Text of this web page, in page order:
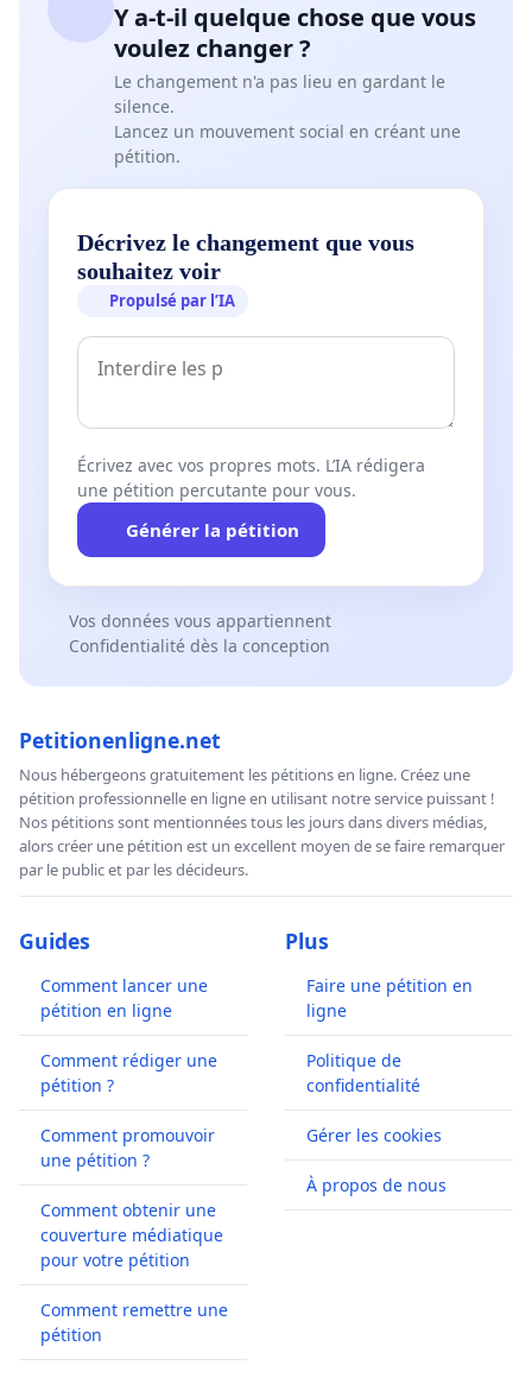
Y a-t-il quelque chose que vous
voulez changer ?
Le changement n'a pas lieu en gardant le
silence.
Lancez un mouvement social en créant une
pétition.
Décrivez le changement que vous
souhaitez voir
Propulsé par l’IA
Écrivez avec vos propres mots. L’IA rédigera
une pétition percutante pour vous.
Générer la pétition
Vos données vous appartiennent
Confidentialité dès la conception
Petitionenligne.net
Nous hébergeons gratuitement les pétitions en ligne. Créez une
pétition professionnelle en ligne en utilisant notre service puissant !
Nos pétitions sont mentionnées tous les jours dans divers médias,
alors créer une pétition est un excellent moyen de se faire remarquer
par le public et par les décideurs.
Guides
Comment lancer une
pétition en ligne
Comment rédiger une
pétition ?
Comment promouvoir
une pétition ?
Comment obtenir une
couverture médiatique
pour votre pétition
Comment remettre une
pétition
Plus
Faire une pétition en
ligne
Politique de
confidentialité
Gérer les cookies
À propos de nous